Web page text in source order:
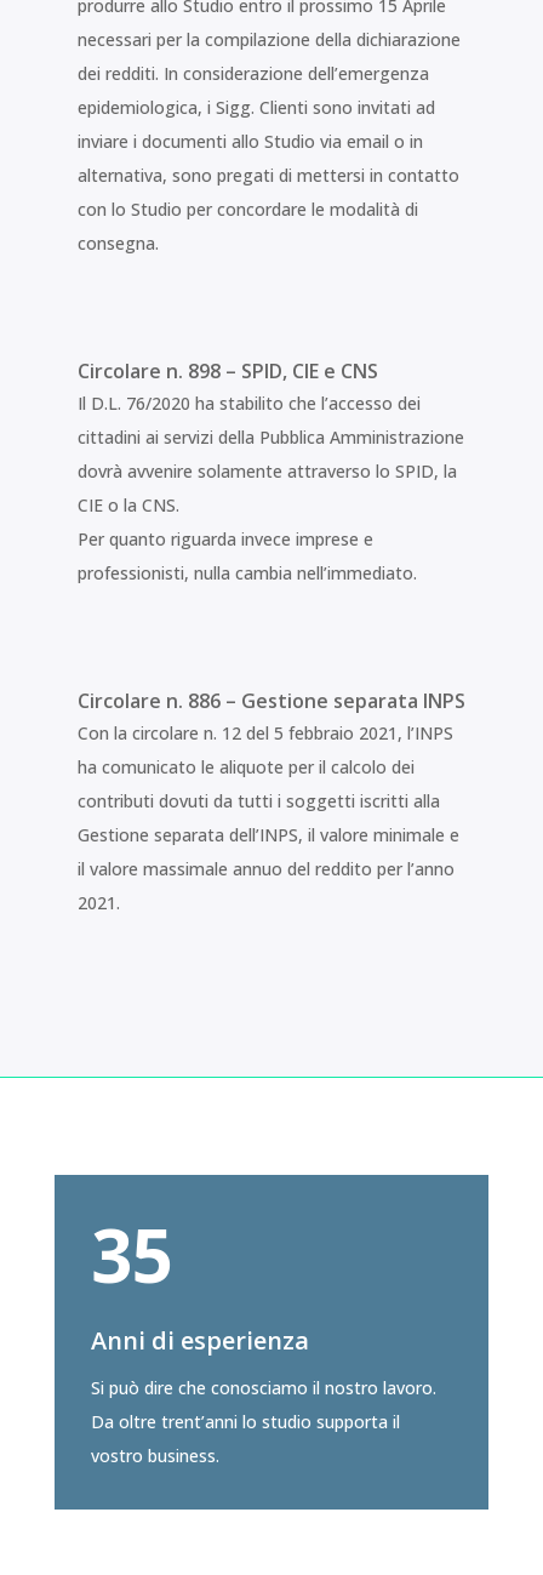
produrre allo Studio entro il prossimo 15 Aprile
necessari per la compilazione della dichiarazione
dei redditi. In considerazione dell’emergenza
epidemiologica, i Sigg. Clienti sono invitati ad
inviare i documenti allo Studio via email o in
alternativa, sono pregati di mettersi in contatto
con lo Studio per concordare le modalità di
consegna.
Circolare n. 898 – SPID, CIE e CNS
Il D.L. 76/2020 ha stabilito che l’accesso dei
cittadini ai servizi della Pubblica Amministrazione
dovrà avvenire solamente attraverso lo SPID, la
CIE o la CNS.
Per quanto riguarda invece imprese e
professionisti, nulla cambia nell’immediato.
Circolare n. 886 – Gestione separata INPS
Con la circolare n. 12 del 5 febbraio 2021, l’INPS
ha comunicato le aliquote per il calcolo dei
contributi dovuti da tutti i soggetti iscritti alla
Gestione separata dell’INPS, il valore minimale e
il valore massimale annuo del reddito per l’anno
2021.
35
Anni di esperienza
Si può dire che conosciamo il nostro lavoro.
Da oltre trent’anni lo studio supporta il
vostro business.